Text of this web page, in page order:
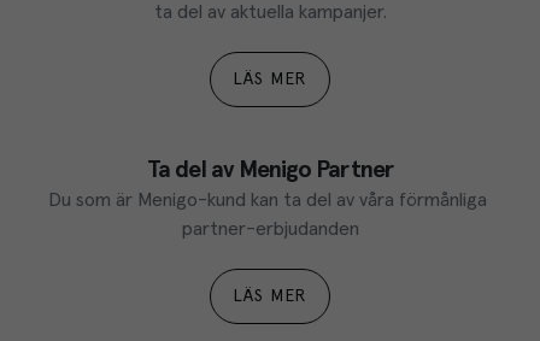
ta del av aktuella kampanjer.
LÄS MER
Ta del av Menigo Partner
Du som är Menigo-kund kan ta del av våra förmånliga
partner-erbjudanden
LÄS MER